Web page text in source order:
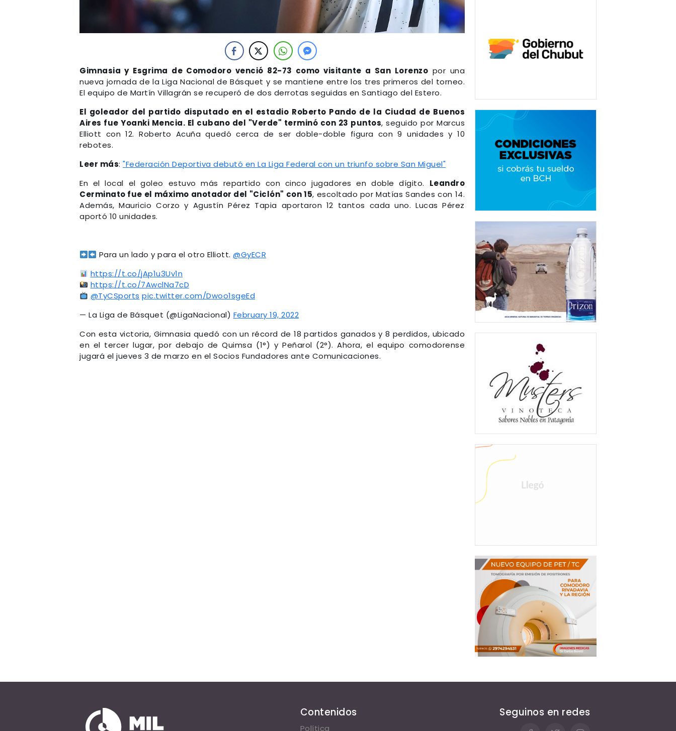
Gimnasia y Esgrima de Comodoro venció 82-73 como visitante a San Lorenzo por una
nueva jornada de la Liga Nacional de Básquet y se mantiene entre los tres primeros del torneo.
El equipo de Martín Villagrán se recuperó de dos derrotas seguidas en Santiago del Estero.
El goleador del partido disputado en el estadio Roberto Pando de la Ciudad de Buenos
Aires fue Yoanki Mencia. El cubano del "Verde" terminó con 23 puntos, seguido por Marcus
Elliott con 12. Roberto Acuña quedó cerca de ser doble-doble figura con 9 unidades y 10
rebotes.
Leer más: "Federación Deportiva debutó en La Liga Federal con un triunfo sobre San Miguel"
En el local el goleo estuvo más repartido con cinco jugadores en doble dígito. Leandro
Cerminato fue el máximo anotador del "Ciclón" con 15, escoltado por Matías Sandes con 14.
Además, Mauricio Corzo y Agustín Pérez Tapia aportaron 12 tantos cada uno. Lucas Pérez
aportó 10 unidades.
Para un lado y para el otro Elliott.@GyECR
https://t.co/jAp1u3Uv1n
https://t.co/7AwclNa7cD
@TyCSports pic.twitter.com/Dwoo1sgeEd
— La Liga de Básquet (@LigaNacional) February 19, 2022
Con esta victoria, Gimnasia quedó con un récord de 18 partidos ganados y 8 perdidos, ubicado
en el tercer lugar, por debajo de Quimsa (1°) y Peñarol (2°). Ahora, el equipo comodorense
jugará el jueves 3 de marzo en el Socios Fundadores ante Comunicaciones.
Contenidos
Política
Seguinos en redes